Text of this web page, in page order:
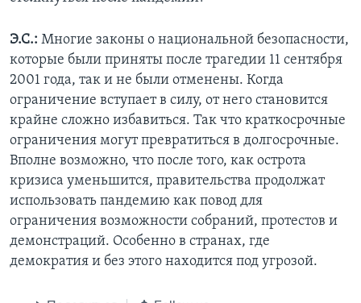
Э.С.: Многие законы о национальной безопасности,
которые были приняты после трагедии 11 сентября
2001 года, так и не были отменены. Когда
ограничение вступает в силу, от него становится
крайне сложно избавиться. Так что краткосрочные
ограничения могут превратиться в долгосрочные.
Вполне возможно, что после того, как острота
кризиса уменьшится, правительства продолжат
использовать пандемию как повод для
ограничения возможности собраний, протестов и
демонстраций. Особенно в странах, где
демократия и без этого находится под угрозой.